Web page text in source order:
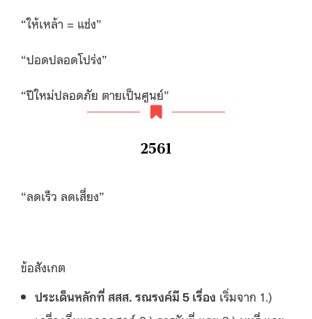
“ให้เหล้า = แช่ง”
“ปอดปลอดโปร่ง”
“ปีใหม่ปลอดภัย ตายเป็นศูนย์”
2561
“ลดเร็ว ลดเสี่ยง”
ข้อสังเกต
ประเด็นหลักที่ สสส. รณรงค์มี 5 เรื่อง เริ่มจาก 1.)